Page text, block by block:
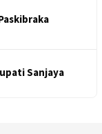
Sanjaya